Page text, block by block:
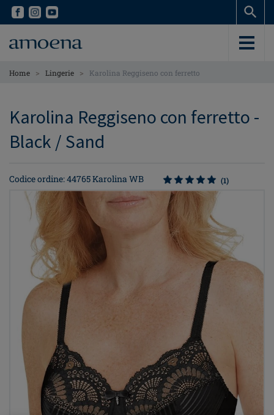
Skip
content
Skip
content
Home > Lingerie > Karolina Reggiseno con ferretto
Karolina Reggiseno con ferretto -
Black / Sand
Codice ordine: 44765 Karolina WB (1)